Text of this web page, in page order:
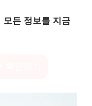
모든 정보를 지금